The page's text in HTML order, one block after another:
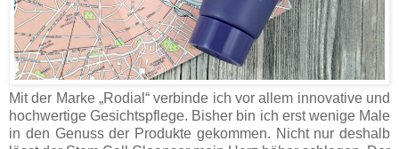
Mit der Marke „Rodial“ verbinde ich vor allem innovative und
hochwertige Gesichtspflege. Bisher bin ich erst wenige Male
in den Genuss der Produkte gekommen. Nicht nur deshalb